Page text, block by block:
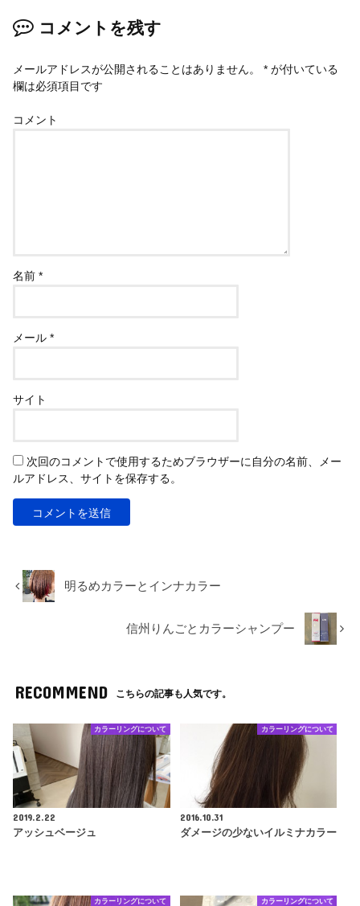
コメントを残す
メールアドレスが公開されることはありません。 * が付いている
欄は必須項目です
コメント
名前*
メール*
サイト
次回のコメントで使用するためブラウザーに自分の名前、メー
ルアドレス、サイトを保存する。
明るめカラーとインナカラー
信州りんごとカラーシャンプー
RECOMMEND こちらの記事も人気です。
カラーリングについて
2019.2.22
アッシュベージュ
カラーリングについて
2016.10.31
ダメージの少ないイルミナカラー
カラーリングについて カラーリングについて